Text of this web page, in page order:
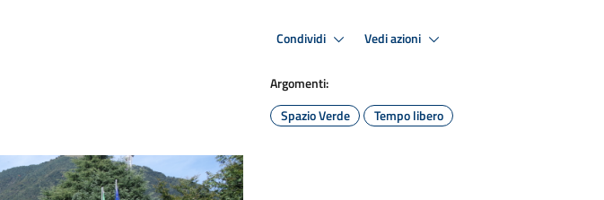
Condividi Vedi azioni
Argomenti:
Spazio Verde
Tempo libero